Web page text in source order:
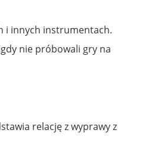
i innych instrumentach.
nie próbowali gry na
relację z wyprawy z